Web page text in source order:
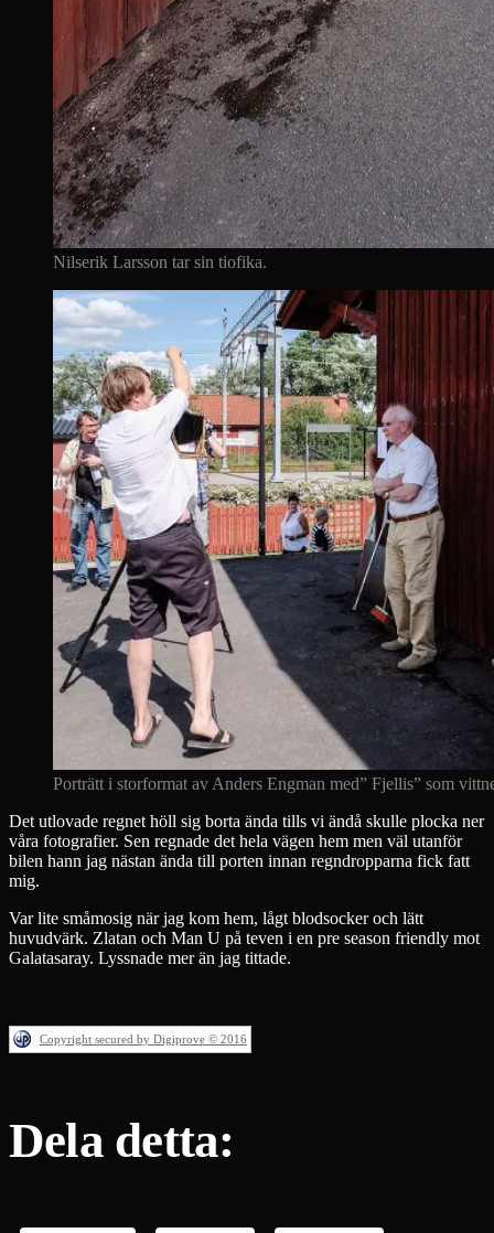
Nilserik Larsson tar sin tiofika.
Porträtt i storformat av Anders Engman med” Fjellis” som
Det utlovade regnet höll sig borta ända tills vi ändå skulle plocka ner
våra fotografier. Sen regnade det hela vägen hem men väl utanför
bilen hann jag nästan ända till porten innan regndropparna fick fatt
mig.
Var lite småmosig när jag kom hem, lågt blodsocker och lätt
huvudvärk. Zlatan och Man U på teven i en pre season friendly mot
Galatasaray. Lyssnade mer än jag tittade.
Copyright secured by Digiprove © 2016
Dela detta: